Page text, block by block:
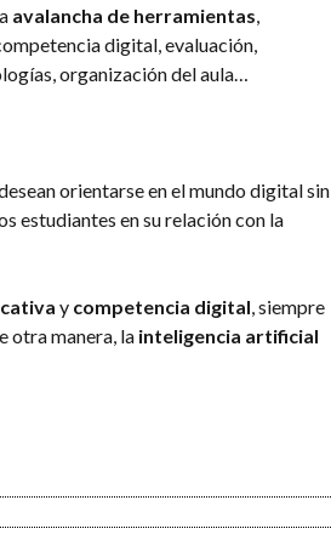
avalancha de herramientas,
digital, evaluación,
organización del aula…
orientarse en el mundo digital sin
estudiantes en su relación con la
y competencia digital, siempre
otra manera, la inteligencia artificial